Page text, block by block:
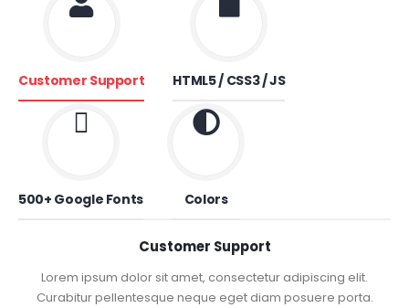
Customer Support HTML5 / CSS3 / JS
500+ Google Fonts Colors
Customer Support
Lorem ipsum dolor sit amet, consectetur adipiscing elit.
Curabitur pellentesque neque eget diam posuere porta.